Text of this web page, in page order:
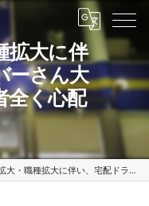
拡大に伴
ーさん大
全く心配
拡大に伴い、宅配ドライバーさん大募集中、未経験者全く心配ご無用